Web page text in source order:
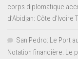
corps diplomatique
d’Abidjan: Côte
San Pedro: Le Port
Notation financière: Le